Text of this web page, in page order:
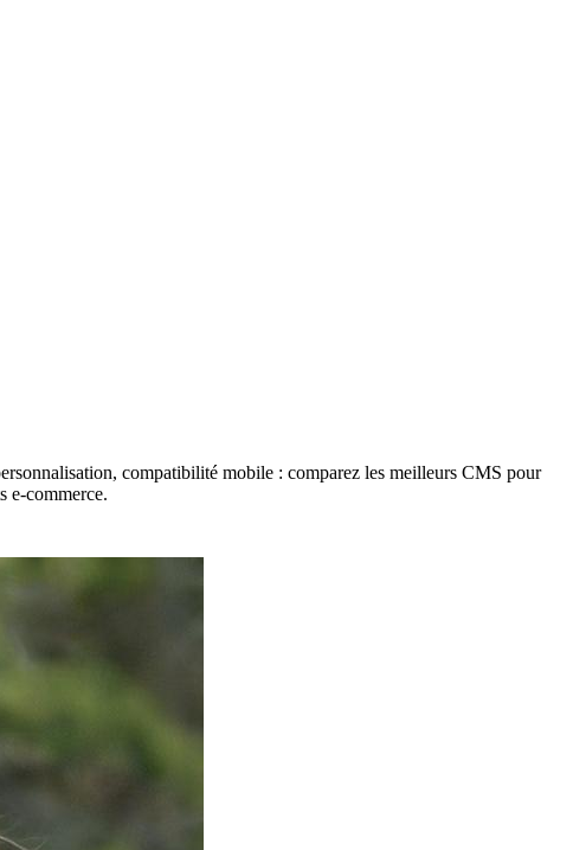
compatibilité mobile : comparez les meilleurs CMS pour
e-commerce.